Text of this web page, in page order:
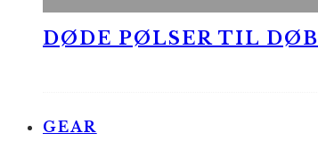
DØDE PØLSER TIL DØB
GEAR